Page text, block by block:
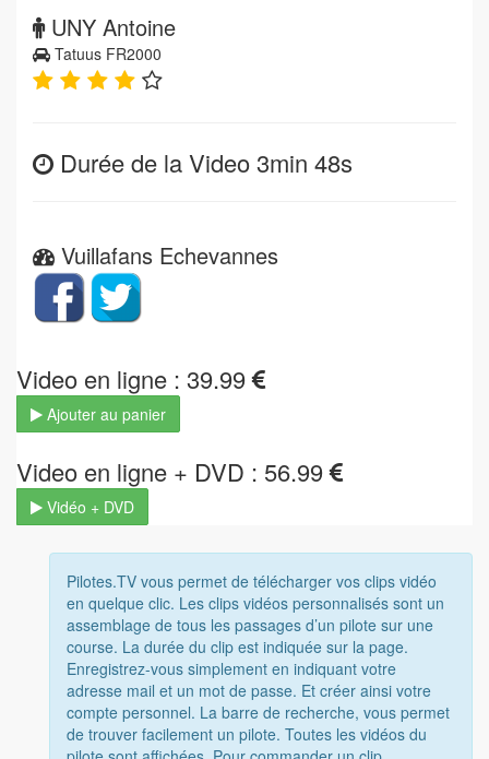
UNY Antoine
Tatuus FR2000
Durée de la Video 3min 48s
Vuillafans Echevannes
Video en ligne : 39.99
Ajouter au panier
Video en ligne + DVD : 56.99
Vidéo + DVD
Pilotes.TV vous permet de télécharger vos clips vidéo
en quelque clic. Les clips vidéos personnalisés sont un
assemblage de tous les passages d’un pilote sur une
course. La durée du clip est indiquée sur la page.
Enregistrez-vous simplement en indiquant votre
adresse mail et un mot de passe. Et créer ainsi votre
compte personnel. La barre de recherche, vous permet
de trouver facilement un pilote. Toutes les vidéos du